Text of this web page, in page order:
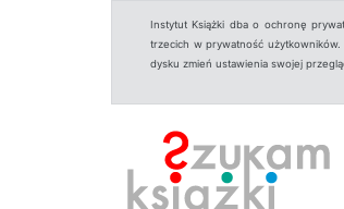
Instytut Książki dba o ochronę
trzecich w prywatność użytkowników.
dysku zmień ustawienia swojej